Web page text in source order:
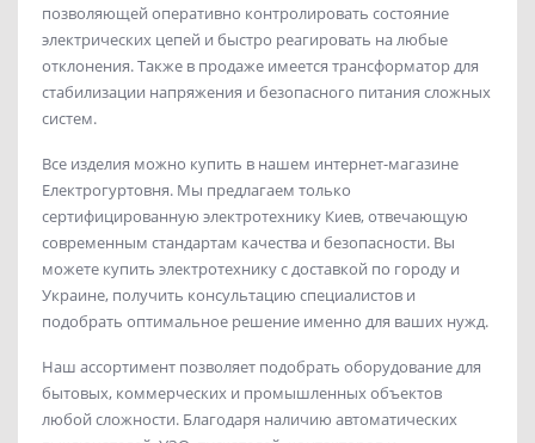
позволяющей оперативно контролировать состояние
электрических цепей и быстро реагировать на любые
отклонения. Также в продаже имеется трансформатор для
стабилизации напряжения и безопасного питания сложных
систем.
Все изделия можно купить в нашем интернет-магазине
Електрогуртовня. Мы предлагаем только
сертифицированную электротехнику Киев, отвечающую
современным стандартам качества и безопасности. Вы
можете купить электротехнику с доставкой по городу и
Украине, получить консультацию специалистов и
подобрать оптимальное решение именно для ваших нужд.
Наш ассортимент позволяет подобрать оборудование для
бытовых, коммерческих и промышленных объектов
любой сложности. Благодаря наличию автоматических